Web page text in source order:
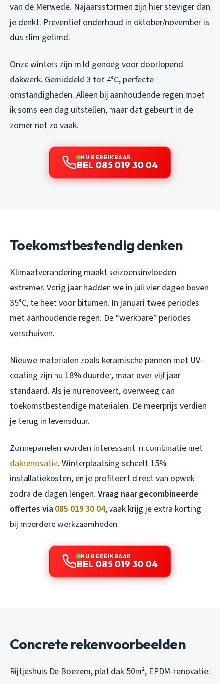
van de Merwede. Najaarsstormen zijn hier steviger dan
je denkt. Preventief onderhoud in oktober/november is
dus slim getimd.
Onze winters zijn mild genoeg voor doorlopend
dakwerk. Gemiddeld 3 tot 4°C, perfecte
omstandigheden. Alleen bij aanhoudende regen moet
ik soms een dag uitstellen, maar dat gebeurt in de
zomer net zo vaak.
NU BEREIKBAAR
BEL 085 019 30 04
Toekomstbestendig denken
Klimaatverandering maakt seizoensinvloeden
extremer. Vorig jaar hadden we in juli vier dagen boven
35°C, te heet voor bitumen. In januari twee periodes
met aanhoudende regen. De “werkbare” periodes
verschuiven.
Nieuwe materialen zoals keramische pannen met UV-
coating zijn nu 18% duurder, maar over vijf jaar
standaard. Als je nu renoveert, overweeg dan
toekomstbestendige materialen. De meerprijs verdien
je terug in levensduur.
Zonnepanelen worden interessant in combinatie met
dakrenovatie. Winterplaatsing scheelt 15%
installatiekosten, en je profiteert direct van opwek
zodra de dagen lengen. Vraag naar gecombineerde
offertes via 085 019 30 04, vaak krijg je extra korting
bij meerdere werkzaamheden.
NU BEREIKBAAR
BEL 085 019 30 04
Concrete rekenvoorbeelden
Rijtjeshuis De Boezem, plat dak 50m², EPDM-renovatie: